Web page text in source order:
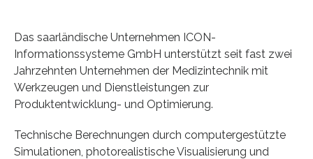
Das saarländische Unternehmen ICON-
Informationssysteme GmbH unterstützt seit fast zwei
Jahrzehnten Unternehmen der Medizintechnik mit
Werkzeugen und Dienstleistungen zur
Produktentwicklung- und Optimierung.
Technische Berechnungen durch computergestützte
Simulationen, photorealistische Visualisierung und